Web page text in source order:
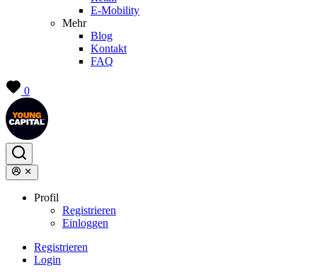
E-Mobility
Mehr
Blog
Kontakt
FAQ
0
Profil
Registrieren
Einloggen
Registrieren
Login